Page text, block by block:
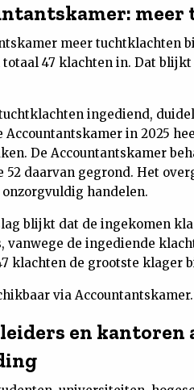
meer tuchtklachten
47 klachten in. Dat
ingediend,
Accountantskamer in 2025
De Accountantskamer
daarvan gegrond. Het
handelen.
blijkt dat de ingekomen
vanwege de ingediende
klachten de grootste klager
via
en kantoren